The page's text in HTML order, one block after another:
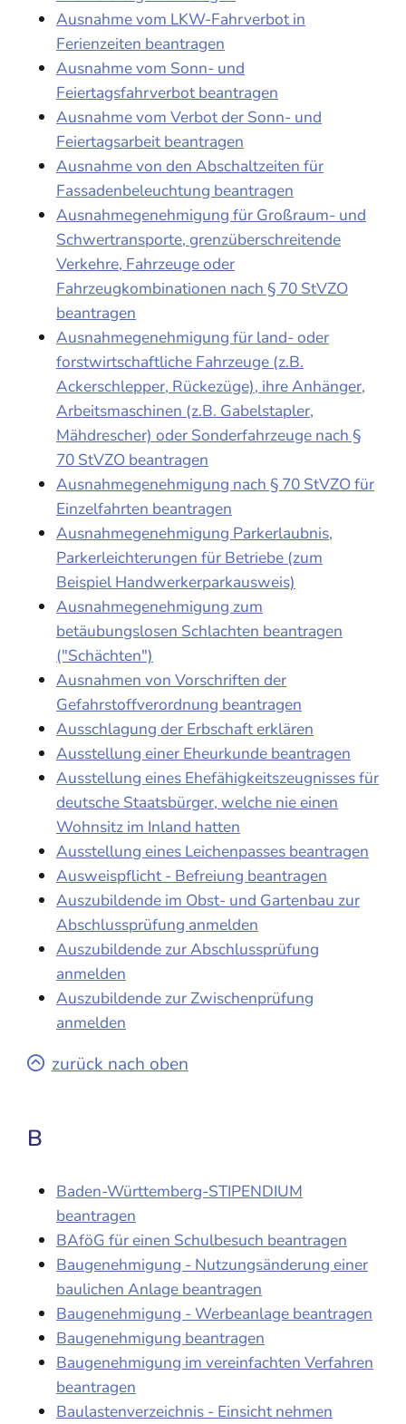
Ausnahme vom LKW-Fahrverbot in
Ferienzeiten beantragen
Ausnahme vom Sonn- und
Feiertagsfahrverbot beantragen
Ausnahme vom Verbot der Sonn- und
Feiertagsarbeit beantragen
Ausnahme von den Abschaltzeiten für
Fassadenbeleuchtung beantragen
Ausnahmegenehmigung für Großraum- und
Schwertransporte, grenzüberschreitende
Verkehre, Fahrzeuge oder
Fahrzeugkombinationen nach § 70 StVZO
beantragen
Ausnahmegenehmigung für land- oder
forstwirtschaftliche Fahrzeuge (z.B.
Ackerschlepper, Rückezüge), ihre Anhänger,
Arbeitsmaschinen (z.B. Gabelstapler,
Mähdrescher) oder Sonderfahrzeuge nach §
70 StVZO beantragen
Ausnahmegenehmigung nach § 70 StVZO für
Einzelfahrten beantragen
Ausnahmegenehmigung Parkerlaubnis,
Parkerleichterungen für Betriebe (zum
Beispiel Handwerkerparkausweis)
Ausnahmegenehmigung zum
betäubungslosen Schlachten beantragen
("Schächten")
Ausnahmen von Vorschriften der
Gefahrstoffverordnung beantragen
Ausschlagung der Erbschaft erklären
Ausstellung einer Eheurkunde beantragen
Ausstellung eines Ehefähigkeitszeugnisses für
deutsche Staatsbürger, welche nie einen
Wohnsitz im Inland hatten
Ausstellung eines Leichenpasses beantragen
Ausweispflicht - Befreiung beantragen
Auszubildende im Obst- und Gartenbau zur
Abschlussprüfung anmelden
Auszubildende zur Abschlussprüfung
anmelden
Auszubildende zur Zwischenprüfung
anmelden
zurück nach oben
B
Baden-Württemberg-STIPENDIUM
beantragen
BAföG für einen Schulbesuch beantragen
Baugenehmigung - Nutzungsänderung einer
baulichen Anlage beantragen
Baugenehmigung - Werbeanlage beantragen
Baugenehmigung beantragen
Baugenehmigung im vereinfachten Verfahren
beantragen
Baulastenverzeichnis - Einsicht nehmen